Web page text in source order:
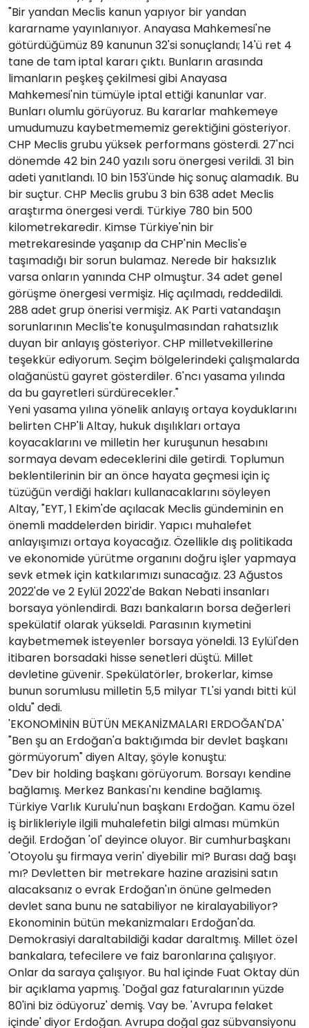
"Bir yandan Meclis kanun yapıyor bir yandan
kararname yayınlanıyor. Anayasa Mahkemesi'ne
götürdüğümüz 89 kanunun 32'si sonuçlandı; 14'ü ret 4
tane de tam iptal kararı çıktı. Bunların arasında
limanların peşkeş çekilmesi gibi Anayasa
Mahkemesi'nin tümüyle iptal ettiği kanunlar var.
Bunları olumlu görüyoruz. Bu kararlar mahkemeye
umudumuzu kaybetmememiz gerektiğini gösteriyor.
CHP Meclis grubu yüksek performans gösterdi. 27'nci
dönemde 42 bin 240 yazılı soru önergesi verildi. 31 bin
adeti yanıtlandı. 10 bin 153'ünde hiç sonuç alamadık. Bu
bir suçtur. CHP Meclis grubu 3 bin 638 adet Meclis
araştırma önergesi verdi. Türkiye 780 bin 500
kilometrekaredir. Kimse Türkiye'nin bir
metrekaresinde yaşanıp da CHP'nin Meclis'e
taşımadığı bir sorun bulamaz. Nerede bir haksızlık
varsa onların yanında CHP olmuştur. 34 adet genel
görüşme önergesi vermişiz. Hiç açılmadı, reddedildi.
288 adet grup önerisi vermişiz. AK Parti vatandaşın
sorunlarının Meclis'te konuşulmasından rahatsızlık
duyan bir anlayış gösteriyor. CHP milletvekillerine
teşekkür ediyorum. Seçim bölgelerindeki çalışmalarda
olağanüstü gayret gösterdiler. 6'ncı yasama yılında
da bu gayretleri sürdürecekler."
Yeni yasama yılına yönelik anlayış ortaya koyduklarını
belirten CHP'li Altay, hukuk dışılıkları ortaya
koyacaklarını ve milletin her kuruşunun hesabını
sormaya devam edeceklerini dile getirdi. Toplumun
beklentilerinin bir an önce hayata geçmesi için iç
tüzüğün verdiği hakları kullanacaklarını söyleyen
Altay, "EYT, 1 Ekim'de açılacak Meclis gündeminin en
önemli maddelerden biridir. Yapıcı muhalefet
anlayışımızı ortaya koyacağız. Özellikle dış politikada
ve ekonomide yürütme organını doğru işler yapmaya
sevk etmek için katkılarımızı sunacağız. 23 Ağustos
2022'de ve 2 Eylül 2022'de Bakan Nebati insanları
borsaya yönlendirdi. Bazı bankaların borsa değerleri
spekülatif olarak yükseldi. Parasının kıymetini
kaybetmemek isteyenler borsaya yöneldi. 13 Eylül'den
itibaren borsadaki hisse senetleri düştü. Millet
devletine güvenir. Spekülatörler, brokerlar, kimse
bunun sorumlusu milletin 5,5 milyar TL'si yandı bitti kül
oldu" dedi.
'EKONOMİNİN BÜTÜN MEKANİZMALARI ERDOĞAN'DA'
"Ben şu an Erdoğan'a baktığımda bir devlet başkanı
görmüyorum" diyen Altay, şöyle konuştu:
"Dev bir holding başkanı görüyorum. Borsayı kendine
bağlamış. Merkez Bankası'nı kendine bağlamış.
Türkiye Varlık Kurulu'nun başkanı Erdoğan. Kamu özel
iş birlikleriyle ilgili muhalefetin bilgi alması mümkün
değil. Erdoğan 'ol' deyince oluyor. Bir cumhurbaşkanı
'Otoyolu şu firmaya verin' diyebilir mi? Burası dağ başı
mı? Devletten bir metrekare hazine arazisini satın
alacaksanız o evrak Erdoğan'ın önüne gelmeden
devlet sana bunu ne satabiliyor ne kiralayabiliyor?
Ekonominin bütün mekanizmaları Erdoğan'da.
Demokrasiyi daraltabildiği kadar daraltmış. Millet özel
bankalara, tefecilere ve faiz baronlarına çalışıyor.
Onlar da saraya çalışıyor. Bu hal içinde Fuat Oktay dün
bir açıklama yapmış. 'Doğal gaz faturalarının yüzde
80'ini biz ödüyoruz' demiş. Vay be. 'Avrupa felaket
içinde' diyor Erdoğan. Avrupa doğal gaz sübvansiyonu